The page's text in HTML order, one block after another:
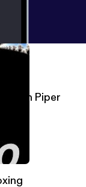
John Piper